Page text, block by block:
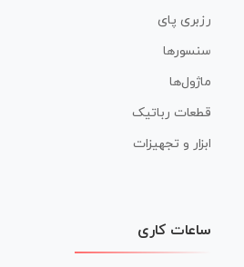
رزبری پای
سنسورها
ماژول‌ها
قطعات رباتیک
ابزار و تجهیزات
ساعات کاری